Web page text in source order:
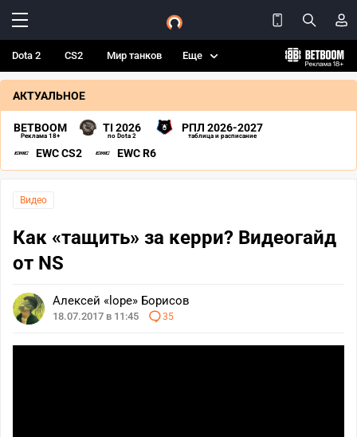
Dota 2 CS2 Мир танков Еще
АКТУАЛЬНОЕ
BETBOOM
Реклама 18+
TI 2026
по Dota 2
РПЛ 2026-2027
таблица и расписание
EWC CS2 EWC R6
Видео
Как «тащить» за керри? Видеогайд
от NS
Алексей «lope» Борисов
18.07.2017 в 11:45 35